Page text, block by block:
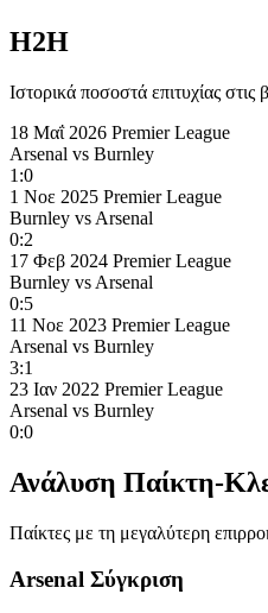
H2H
Ιστορικά ποσοστά επιτυχίας στις
18 Μαΐ 2026 Premier League
Arsenal vs Burnley
1:0
1 Νοε 2025 Premier League
Burnley vs Arsenal
0:2
17 Φεβ 2024 Premier League
Burnley vs Arsenal
0:5
11 Νοε 2023 Premier League
Arsenal vs Burnley
3:1
23 Ιαν 2022 Premier League
Arsenal vs Burnley
0:0
Ανάλυση Παίκτη-
Παίκτες με τη μεγαλύτερη
Arsenal Σύγκριση